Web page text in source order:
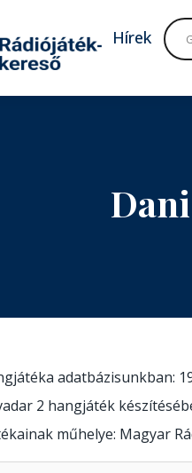
Hírek
adatbázisunkban:
2 hangjáték
műhelye: Magyar